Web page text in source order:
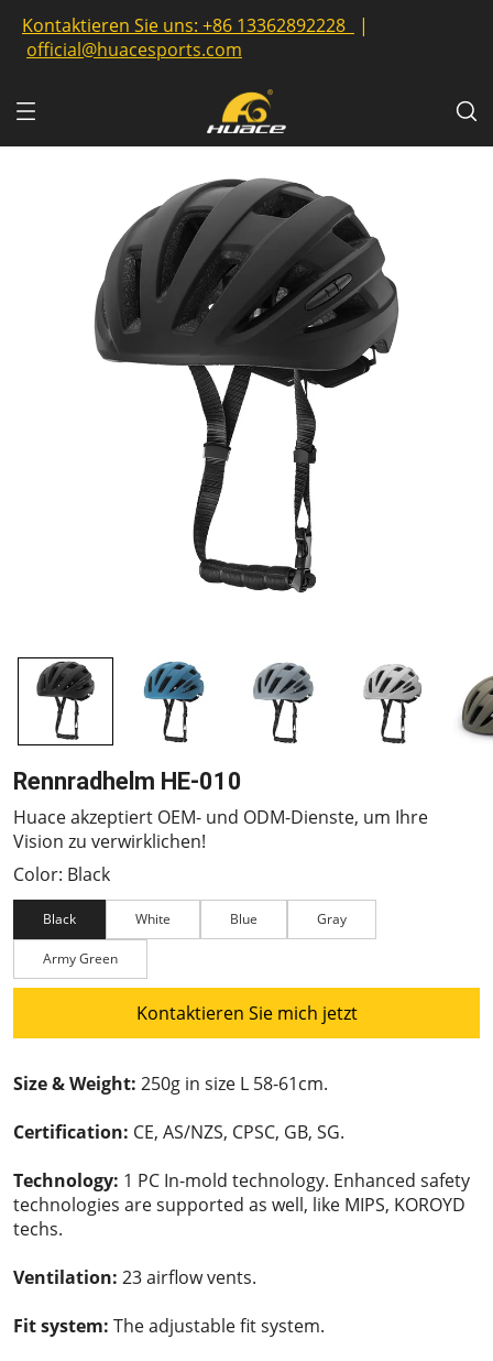
Kontaktieren Sie uns: +86 13362892228
|
official@huacesports.com
Rennradhelm HE-010
Huace akzeptiert OEM- und ODM-Dienste, um Ihre
Vision zu verwirklichen!
Color: Black
Black White Blue Gray
Army Green
Kontaktieren Sie mich jetzt
Size & Weight: 250g in size L 58-61cm.
Certification: CE, AS/NZS, CPSC, GB, SG.
Technology: 1 PC In-mold technology. Enhanced safety
technologies are supported as well, like MIPS, KOROYD
techs.
Ventilation: 23 airflow vents.
Fit system: The adjustable fit system.